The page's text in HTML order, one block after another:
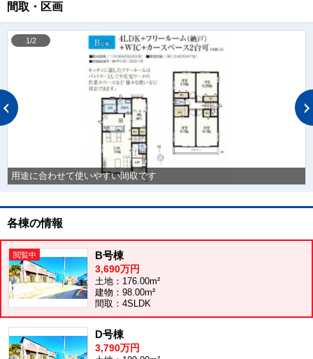
間取・区画
用途に合わせて使いやすい間取です
1/2
各棟の情報
B号棟
3,690万円
土地：176.00m²
建物：98.00m²
間取：4SLDK
D号棟
3,790万円